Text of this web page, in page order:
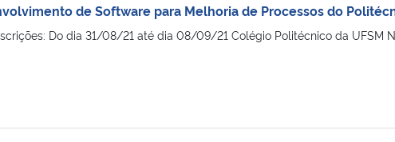
de Software para Melhoria de Processos do
Do dia 31/08/21 até dia 08/09/21 Colégio Politécnico da UFSM